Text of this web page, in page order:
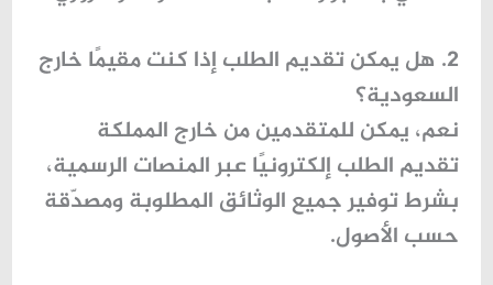
2. هل يمكن تقديم الطلب إذا كنت مقيمًا خارج
السعودية؟
نعم، يمكن للمتقدمين من خارج المملكة
تقديم الطلب إلكترونيًا عبر المنصات الرسمية،
بشرط توفير جميع الوثائق المطلوبة ومصدّقة
حسب الأصول.